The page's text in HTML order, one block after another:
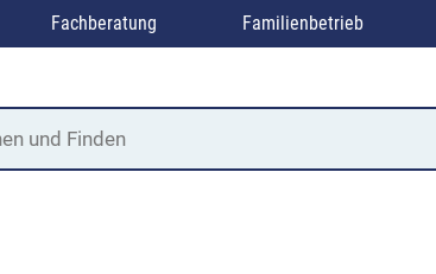
Fachberatung Familienbetrieb